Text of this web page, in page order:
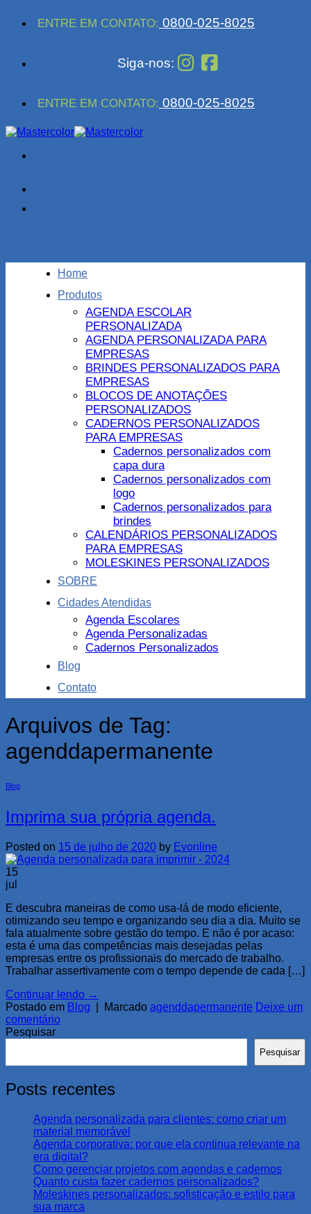
ENTRE EM CONTATO: 0800-025-8025
Siga-nos:
ENTRE EM CONTATO: 0800-025-8025
Home
Produtos
AGENDA ESCOLAR
PERSONALIZADA
AGENDA PERSONALIZADA PARA
EMPRESAS
BRINDES PERSONALIZADOS PARA
EMPRESAS
BLOCOS DE ANOTAÇÕES
PERSONALIZADOS
CADERNOS PERSONALIZADOS
PARA EMPRESAS
Cadernos personalizados com
capa dura
Cadernos personalizados com
logo
Cadernos personalizados para
brindes
CALENDÁRIOS PERSONALIZADOS
PARA EMPRESAS
MOLESKINES PERSONALIZADOS
SOBRE
Cidades Atendidas
Agenda Escolares
Agenda Personalizadas
Cadernos Personalizados
Blog
Contato
Arquivos de Tag:
agenddapermanente
Blog
Imprima sua própria agenda.
Posted on 15 de julho de 2020 by Evonline
15
jul
E descubra maneiras de como usa-lá de modo eficiente,
otimizando seu tempo e organizando seu dia a dia. Muito se
fala atualmente sobre gestão do tempo. E não é por acaso:
esta é uma das competências mais desejadas pelas
empresas entre os profissionais do mercado de trabalho.
Trabalhar assertivamente com o tempo depende de cada […]
Continuar lendo →
Postado em Blog Marcado agenddapermanente Deixe um
comentário
Pesquisar
Pesquisar
Posts recentes
Agenda personalizada para clientes: como criar um
material memorável
Agenda corporativa: por que ela continua relevante na
era digital?
Como gerenciar projetos com agendas e cadernos
Quanto custa fazer cadernos personalizados?
Moleskines personalizados: sofisticação e estilo para
sua marca